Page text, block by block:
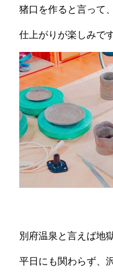
猪口を作ると言って
仕上がりが楽しみで
別府温泉と言えば地
平日にも関わらず、